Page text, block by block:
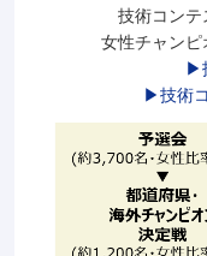
技術コンテ
女性チャンピ
▶
▶技術